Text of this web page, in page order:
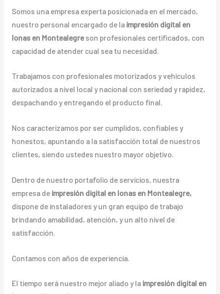
Somos una empresa experta posicionada en el mercado,
nuestro personal encargado de la impresión digital en
lonas en Montealegreson profesionales certificados, con
capacidad de atender cual sea tu necesidad.
Trabajamos con profesionales motorizados y vehículos
autorizados a nivel local y nacional con seriedad y rapidez,
despachando y entregando el producto final.
Nos caracterizamos por ser cumplidos, confiables y
honestos, apuntando a la satisfacción total de nuestros
clientes, siendo ustedes nuestro mayor objetivo.
Dentro de nuestro portafolio de servicios, nuestra
empresa de impresión digital en lonas en Montealegre,
dispone de instaladores y un gran equipo de trabajo
brindando amabilidad, atención, y un alto nivel de
satisfacción.
Contamos con años de experiencia.
El tiempo será nuestro mejor aliado y la impresión digital en